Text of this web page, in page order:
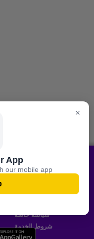
App
our mobile app
معلومة
سياسة خاصة
شروط الخدمة